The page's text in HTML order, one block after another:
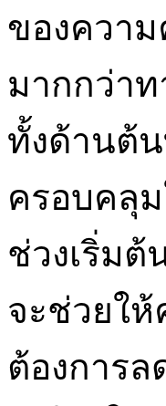
ของความ
มากกว่า
ทั้งด้านต้
ครอบคลุ
ช่วงเริ่ม
จะช่วยใ
ต้องการล